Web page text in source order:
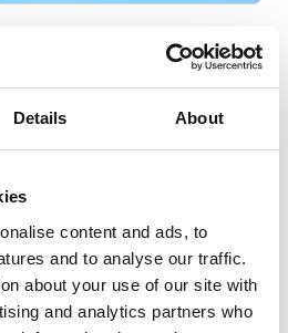
Details About
content and ads, to
and to analyse our traffic.
about your use of our site with
and analytics partners who
发动机排气管道